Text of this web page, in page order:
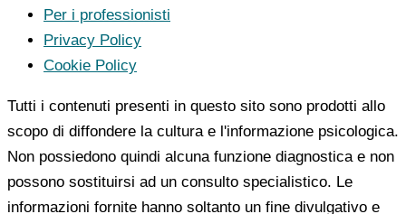
Per i professionisti
Privacy Policy
Cookie Policy
Tutti i contenuti presenti in questo sito sono prodotti allo
scopo di diffondere la cultura e l'informazione psicologica.
Non possiedono quindi alcuna funzione diagnostica e non
possono sostituirsi ad un consulto specialistico. Le
informazioni fornite hanno soltanto un fine divulgativo e